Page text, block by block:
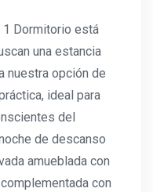
1 Dormitorio está
una estancia
nuestra opción de
ideal para
del
de descanso
amueblada con
con